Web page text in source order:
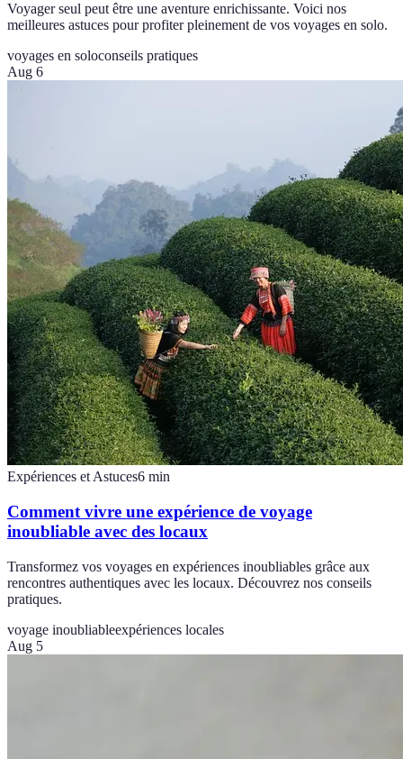
Voyager seul peut être une aventure enrichissante. Voici nos
meilleures astuces pour profiter pleinement de vos voyages en solo.
voyages en soloconseils pratiques
Aug 6
Expériences et Astuces6 min
Comment vivre une expérience de voyage
inoubliable avec des locaux
Transformez vos voyages en expériences inoubliables grâce aux
rencontres authentiques avec les locaux. Découvrez nos conseils
pratiques.
voyage inoubliableexpériences locales
Aug 5